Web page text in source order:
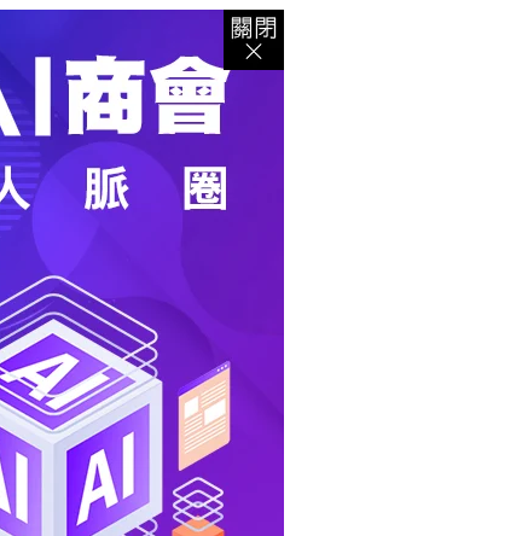
登入｜註冊｜會員中心 結帳
版｜電子書 ｜客服中心｜ 智慧型立体會員